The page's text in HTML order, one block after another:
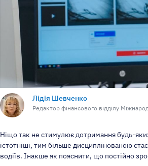
Лідія Шевченко
Редактор фінансового відділу
Ніщо так не стимулює дотримання будь-
істотніші, тим більше дисциплінованою
водіїв. Інакше як пояснити, що постійно